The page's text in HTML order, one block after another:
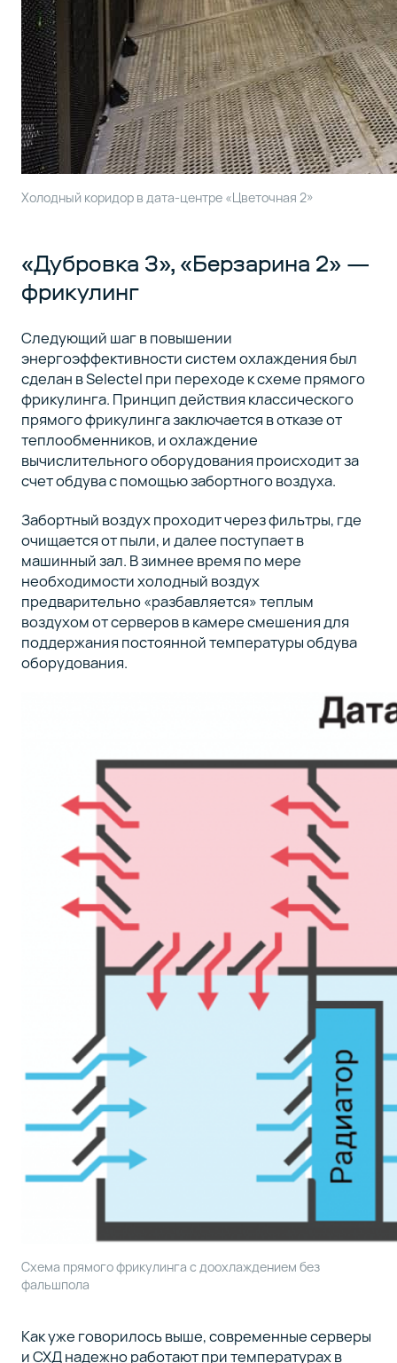
Холодный коридор в дата-центре «Цветочная 2»
«Дубровка 3», «Берзарина 2» —
фрикулинг
Следующий шаг в повышении
энергоэффективности систем охлаждения был
сделан в Selectel при переходе к схеме прямого
фрикулинга. Принцип действия классического
прямого фрикулинга заключается в отказе от
теплообменников, и охлаждение
вычислительного оборудования происходит за
счет обдува с помощью забортного воздуха.
Забортный воздух проходит через фильтры, где
очищается от пыли, и далее поступает в
машинный зал. В зимнее время по мере
необходимости холодный воздух
предварительно «разбавляется» теплым
воздухом от серверов в камере смешения для
поддержания постоянной температуры обдува
оборудования.
Схема прямого фрикулинга с доохлаждением без
фальшпола
Как уже говорилось выше, современные серверы
и СХД надежно работают при температурах в